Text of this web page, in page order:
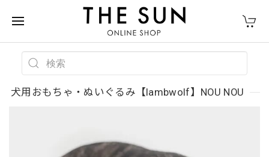
犬用おもちゃ・ぬいぐるみ【lambwolf】NOU NOU